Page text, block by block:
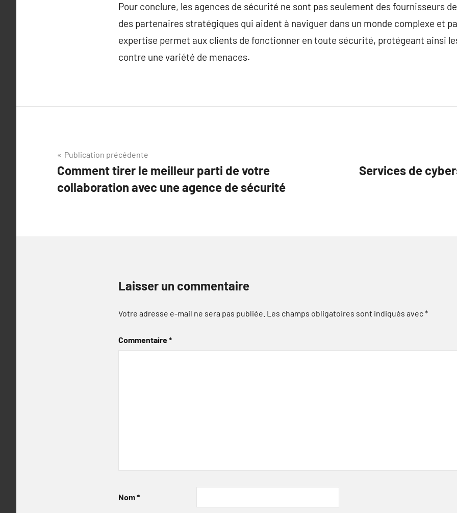
Pour conclure, les agences de sécurité ne sont pas seulement des fournisseurs
des partenaires stratégiques qui aident à naviguer dans un monde complexe et
expertise permet aux clients de fonctionner en toute sécurité, protégeant ainsi
contre une variété de menaces.
Navigation
de
l’article
Publication précédente
Comment tirer le meilleur parti de votre
collaboration avec une agence de sécurité
Services de
Laisser un commentaire
Votre adresse e-mail ne sera pas publiée. Les champs obligatoires sont indiqués avec*
Commentaire*
Nom*